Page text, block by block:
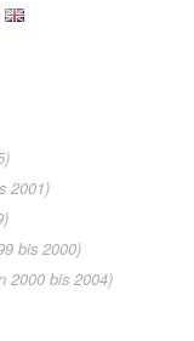
2001)
bis 2000)
2000 bis 2004)